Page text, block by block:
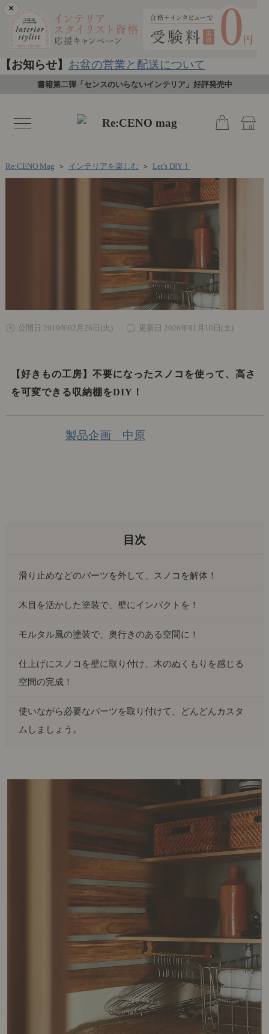
×
【お知らせ】 お盆の営業と配送について
書籍第二弾「センスのいらないインテリア」好評発売中
toggle
navigation
Re:CENO Mag ＞ インテリアを楽しむ ＞ Let's DIY！
公開日 2019年02月26日(火) 更新日 2026年01月10日(土)
【好きもの工房】不要になったスノコを使って、高さ
を可変できる収納棚をDIY！
製品企画 中原
滑り止めなどのパーツを外して、スノコを解体！
木目を活かした塗装で、壁にインパクトを！
モルタル風の塗装で、奥行きのある空間に！
仕上げにスノコを壁に取り付け、木のぬくもりを感じる
空間の完成！
使いながら必要なパーツを取り付けて、どんどんカスタ
ムしましょう。